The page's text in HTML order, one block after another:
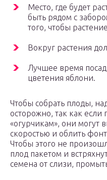
Место, где будет
быть рядом с
того, чтобы
Вокруг растения
Лучшее время
цветения яблони.
Чтобы собрать плоды,
осторожно, так как если
«огурчикам», они могут
скоростью и облить
Чтобы этого не
плод пакетом и
семена от слизи,